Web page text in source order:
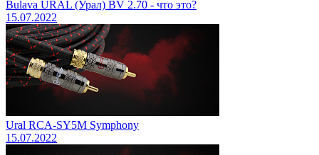
Bulava URAL (Урал) BV 2.70 - что это?
15.07.2022
Ural RCA-SY5M Symphony
15.07.2022